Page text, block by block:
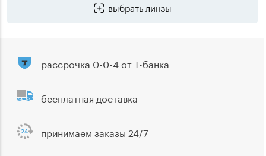
выбрать линзы
рассрочка 0-0-4 от Т-банка
бесплатная доставка
принимаем заказы 24/7